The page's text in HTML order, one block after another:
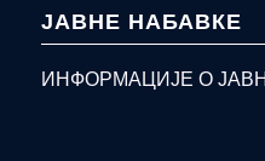
ЈАВНЕ НАБАВКЕ
ИНФОРМАЦИЈЕ О